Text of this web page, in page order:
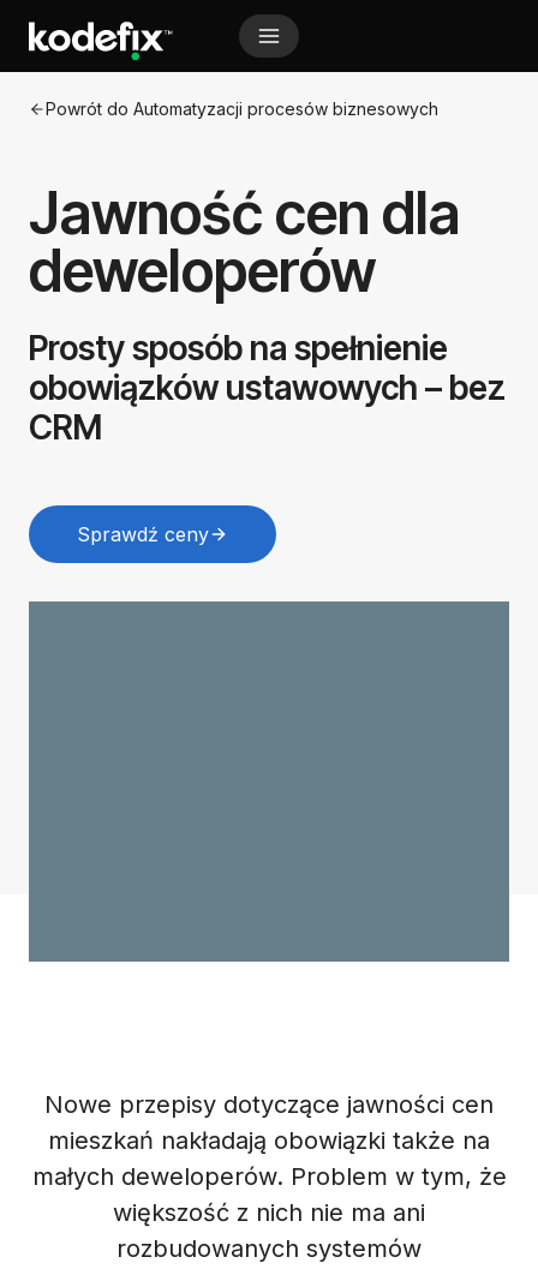
treści
Powrót do Automatyzacji procesów biznesowych
Jawność cen dla
deweloperów
Prosty sposób na spełnienie
obowiązków ustawowych – bez
CRM
Sprawdź ceny
Nowe przepisy dotyczące jawności cen
mieszkań nakładają obowiązki także na
małych deweloperów. Problem w tym, że
większość z nich nie ma ani
rozbudowanych systemów